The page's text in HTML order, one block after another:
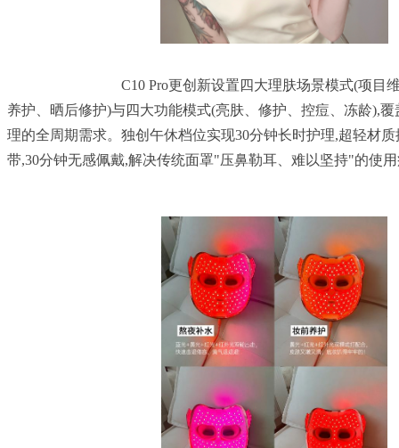
养护、晒后修护)与四大功能模式(亮肤、修护、控痘、冻龄),
理的全周期需求。独创午休档位实现30分钟长时护理,超轻材
带,30分钟无感佩戴,解决传统面罩"压鼻勒耳、难以坚持"的使